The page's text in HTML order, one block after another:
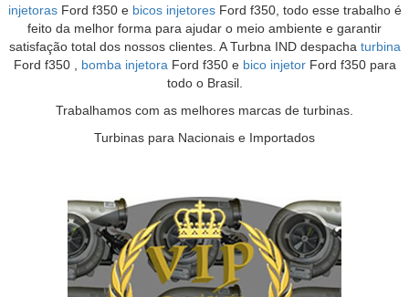
injetorasFord f350 e bicos injetoresFord f350, todo esse trabalho é
feito da melhor forma para ajudar o meio ambiente e garantir
satisfação total dos nossos clientes. A Turbna IND despacha turbina
Ford f350 , bomba injetora Ford f350 e bico injetorFord f350 para
todo o Brasil.
Trabalhamos com as melhores marcas de turbinas.
Turbinas para Nacionais e Importados